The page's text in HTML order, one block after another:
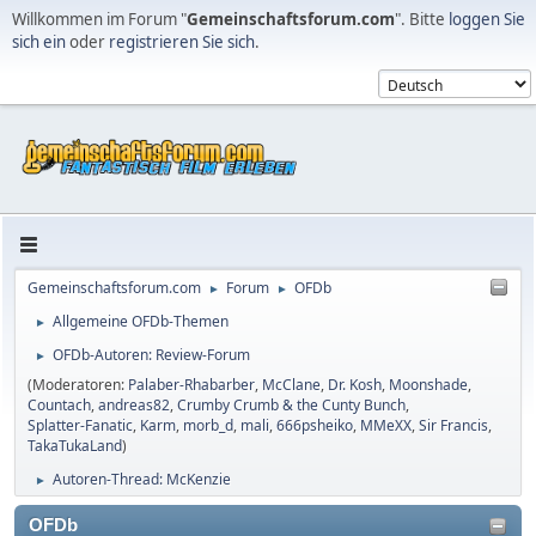
Willkommen im Forum "Gemeinschaftsforum.com". Bitte loggen Sie
sich einoder registrieren Sie sich.
Gemeinschaftsforum.com ► Forum ► OFDb
► Allgemeine OFDb-Themen
►
OFDb-Autoren: Review-Forum
(Moderatoren: Palaber-Rhabarber, McClane, Dr. Kosh, Moonshade,
Countach,andreas82,Crumby Crumb & the Cunty Bunch,
Splatter-Fanatic, Karm, morb_d, mali,666psheiko, MMeXX,Sir Francis,
TakaTukaLand)
► Autoren-Thread: McKenzie
OFDb